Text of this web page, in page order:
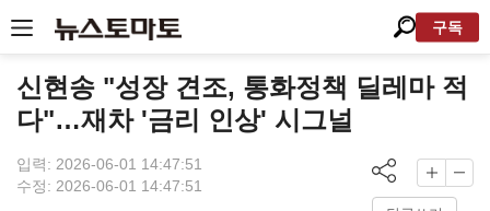
구독
신현송 "성장 견조, 통화정책 딜레마 적
다"…재차 '금리 인상' 시그널
입력: 2026-06-01 14:47:51
수정: 2026-06-01 14:47:51